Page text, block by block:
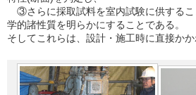
③さらに採取試料を室内試験に供するこ
学的諸性質を明らかにすることである。
そしてこれらは、設計・施工時に直接かか